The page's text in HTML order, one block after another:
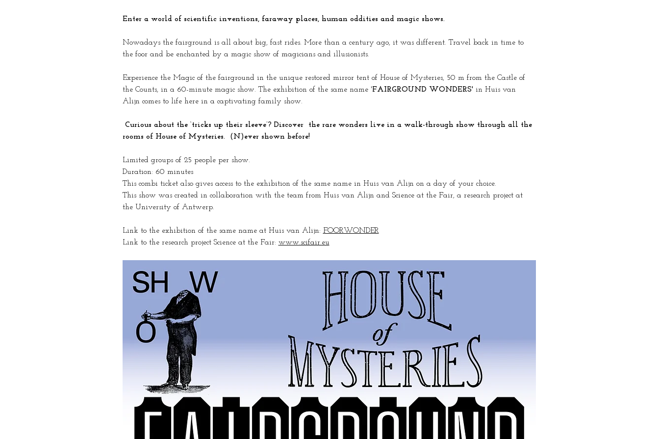
Enter a world of scientific inventions, faraway places, human oddities and magic shows.
Nowadays the fairground is all about big, fast rides. More than a century ago, it was different. Travel back in time to
the foor and be enchanted by a magic show of magicians and illusionists.
Experience the Magic of the fairground in the unique restored mirror tent of House of Mysteries, 50 m from the Castle of
the Counts, in a 60-minute magic show. The exhibition of the same name 'FAIRGROUND WONDERS' in Huis van
Alijn comes to life here in a captivating family show.
rooms of House of Mysteries.  (N)ever shown before!
Limited groups of 25 people per show.
Duration: 60 minutes
This combi ticket also gives access to the exhibition of the same name in Huis van Alijn on a day of your choice.
This show was created in collaboration with the team from Huis van Alijn and Science at the Fair, a research project at
the University of Antwerp.
Link to the exhibition of the same name at Huis van Alijn: FOORWONDER
Link to the research project Science at the Fair: www.scifair.eu